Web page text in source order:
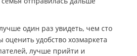
один раз увидеть, чем сто
удобство хозмаркета
лучше прийти и